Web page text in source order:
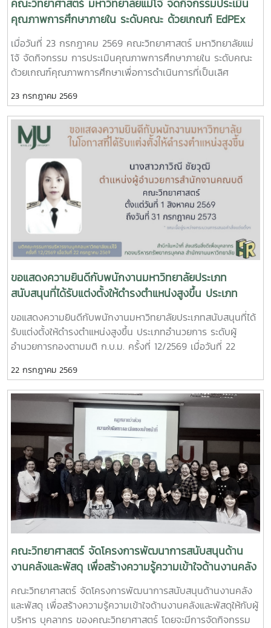
คณะวิทยาศาสตร์ มหาวิทยาลัยแม่โจ้ จัดกิจกรรมประเมิน
คุณภาพการศึกษาภายใน ระดับคณะ ด้วยเกณฑ์ EdPEx
ประจำปีการศึกษา 2568
เมื่อวันที่ 23 กรกฎาคม 2569 คณะวิทยาศาสตร์ มหาวิทยาลัยแม่
โจ้ จัดกิจกรรม การประเมินคุณภาพการศึกษาภายใน ระดับคณะ
ด้วยเกณฑ์คุณภาพการศึกษาเพื่อการดำเนินการที่เป็นเลิศ
ประจำปีการศึกษา 2568 เพื่อทบทวนผลการดำเนินงานของคณะ
และพัฒนาระบบการบริหารจัดการให้มีประสิทธิภาพตามแนวทาง
ของเกณฑ์ EdPEx มุ่งสู่ความเป็นเลิศในการบริหารองค์กรและการ
จัดการศึกษาอย่างยั่งยืน ในการนี้ คณะกรรมการประเมินคุณภาพ
การศึกษาภายใน ได้ร่วมดำเนินการ วิพากษ์และให้ข้อเสนอแนะต่อ
รายงานผลการดำเนินการเพื่อความเป็นเลิศ (EdPEx Report)
โดยพิจารณาความครบถ้วน ความเชื่อมโยง และความสอดคล้อง
ของผลการดำเนินงานในทุกหมวดของเกณฑ์ EdPEx พร้อมแลก
เปลี่ยนข้อคิดเห็นและแนวทางการพัฒนา เพื่อยกระดับคุณภาพ
ของรายงานและเตรียมความพร้อมสำหรับการดำเนินงานด้าน
คุณภาพของคณะในระยะต่อไป คณะกรรมการประเมินคุณภาพการ
ศึกษาภายใน ประกอบด้วย รองศาสตราจารย์ ดร.รัชพล สันติวรา
กร ประธานกรรมการ คณบดีคณะวิศวกรรมศาสตร์ มหาวิทยาลัย
ขอนแก่น ผู้ช่วยศาสตราจารย์ตะวันฉาย โพธิ์หอม กรรมการ คณะ
วิศวกรรมศาสตร์ มหาวิทยาลัยอุบลราชธานี นางสาวศิรินยา อ้น
แก้ว เลขานุการ คณะเทคโนโลยีการประมงและทรัพยากรทางน้ำ
มหาวิทยาลัยแม่โจ้ การจัดกิจกรรมในครั้งนี้สะท้อนถึงความมุ่งมั่น
ของคณะวิทยาศาสตร์ มหาวิทยาลัยแม่โจ้ ในการพัฒนาระบบ
Education Criteria for Performance Excellence (EdPEx)
โดยอาศัยกระบวนการประเมิน การวิพากษ์ และการให้ข้อเสนอแนะ
จากผู้ทรงคุณวุฒิ เพื่อขับเคลื่อนการดำเนินงานให้เกิดการพัฒนา
อย่างต่อเนื่อง สร้างผลลัพธ์ที่เป็นเลิศ และยกระดับคุณภาพการ
ศึกษาสู่มาตรฐานระดับประเทศและระดับสากล อันจะนำไปสู่การ
สร้างประโยชน์สูงสุดแก่ผู้เรียน ผู้มีส่วนได้ส่วนเสีย และสังคมต่อไป
23 กรกฎาคม 2569
ขอแสดงความยินดีกับพนักงานมหาวิทยาลัยประเภท
สนับสนุนที่ได้รับแต่งตั้งให้ดำรงตำแหน่งสูงขึ้น ประเภท
อำนวยการ ระดับผู้อำนวยการกอง
ขอแสดงความยินดีกับพนักงานมหาวิทยาลัยประเภทสนับสนุนที่ได้
รับแต่งตั้งให้ดำรงตำแหน่งสูงขึ้น ประเภทอำนวยการ ระดับผู้
อำนวยการกองตามมติ ก.บ.ม. ครั้งที่ 12/2569 เมื่อวันที่ 22
นางสาวภาวิณี ชัยวุฒิ ให้ดำรงตำแหน่งผู้อำนวยการสำนักงาน
คณบดีคณะวิทยาศาสตร์ ตั้งแต่วันที่ 1 สิงหาคม พ.ศ. 2569 ถึงวัน
ที่ 31 กรกฎาคม พ.ศ. 2573 (ตามวาระการดำรงตำแหน่ง)
22 กรกฎาคม 2569
คณะวิทยาศาสตร์ จัดโครงการพัฒนาการสนับสนุนด้าน
งานคลังและพัสดุ เพื่อสร้างความรู้ความเข้าใจด้านงานคลัง
และพัสดุให้กับผู้บริหาร บุคลากร ของคณะวิทยาศาสตร์
คณะวิทยาศาสตร์ จัดโครงการพัฒนาการสนับสนุนด้านงานคลัง
และพัสดุ เพื่อสร้างความรู้ความเข้าใจด้านงานคลังและพัสดุให้กับผู้
บริหาร บุคลากร ของคณะวิทยาศาสตร์ โดยจะมีการจัดกิจกรรม